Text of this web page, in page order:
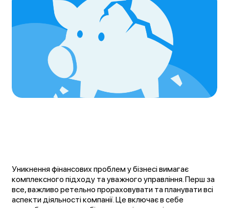
Уникнення фінансових проблем у бізнесі вимагає
комплексного підходу та уважного управління. Перш за
все, важливо ретельно прораховувати та планувати всі
аспекти діяльності компанії. Це включає в себе